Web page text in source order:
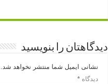
دیدگاهتان را بنویسید
نشانی ایمیل شما منتشر نخواهد شد.
دیدگاه*